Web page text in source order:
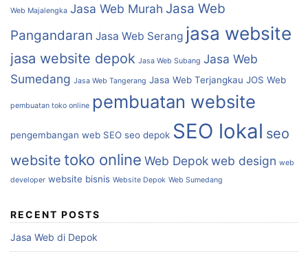
Web Majalengka Jasa Web Murah Jasa Web
Pangandaran Jasa Web Serang jasa website
jasa website depok Jasa Web Subang Jasa Web
Sumedang Jasa Web Tangerang Jasa Web Terjangkau JOS Web
pembuatan toko online pembuatan website
pengembangan web SEO seo depok SEO lokal seo
website toko online Web Depokweb design web
developer website bisnis Website Depok Web Sumedang
RECENT POSTS
Jasa Web di Depok